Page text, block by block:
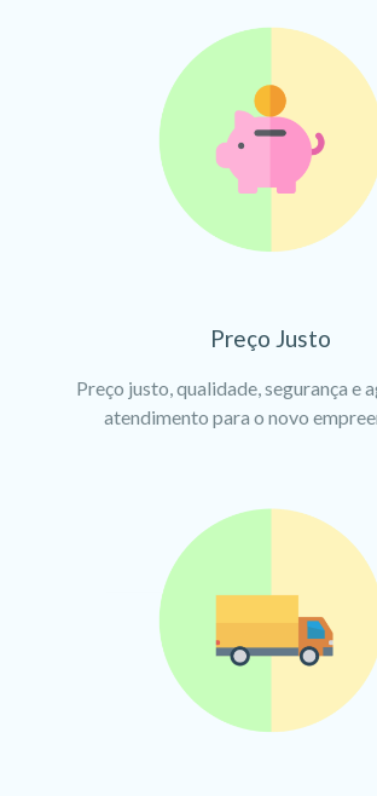
Preço Justo
Preço justo, qualidade, segurança e
atendimento para o novo